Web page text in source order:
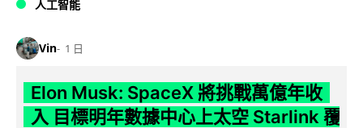
人工智能
Vin 1 日
Elon Musk: SpaceX 將挑戰萬億年收
入 目標明年數據中心上太空 Starlink 覆